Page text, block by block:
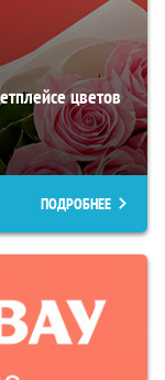
цветов
ПОДРОБНЕЕ